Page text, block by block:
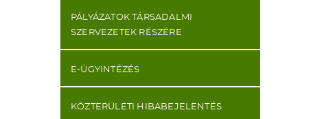
PÁLYÁZATOK TÁRSADALMI
SZERVEZETEK RÉSZÉRE
E-ÜGYINTÉZÉS
KÖZTERÜLETI HIBABEJELENTÉS